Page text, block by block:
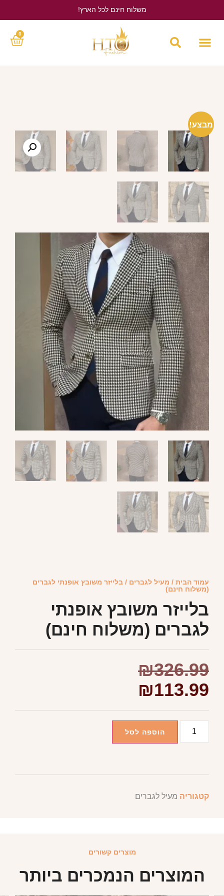
משלוח חינם לכל הארץ!
0
מבצע!
עמוד הבית / מעיל לגברים / בלייזר משובץ אופנתי לגברים
(משלוח חינם)
בלייזר משובץ אופנתי
לגברים (משלוח חינם)
₪326.99
₪113.99
הוספה לסל
קטגוריה מעיל לגברים
מוצרים קשורים
המוצרים הנמכרים ביותר